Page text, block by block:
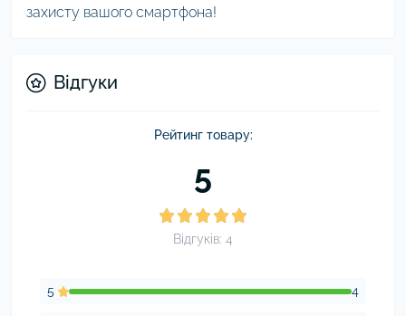
захисту вашого смартфона!
Відгуки
Рейтинг товару:
5
Відгуків: 4
5 4